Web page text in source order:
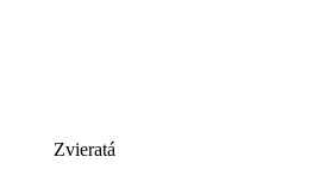
Zvieratá